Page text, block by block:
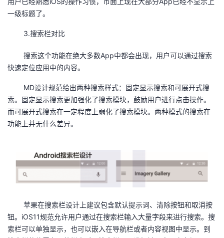
一级标题了。
3.搜索栏对比
搜索这个功能在绝大多数App中都会出现，用户可以通过搜索
快速定位应用中的内容。
MD设计规范给出两种搜索样式：固定显示搜索和可展开式搜
索。固定显示搜索更加强化了搜索模块，鼓励用户进行点击操作。
而可展开式搜索在一定程度上弱化了搜索模块。两种模式的搜索在
功能上并无什么差异。
苹果在搜索栏设计上建议包含默认提示词、清除按钮和取消按
钮。iOS11规范允许用户通过在搜索栏输入大量字段来进行搜索。搜
索栏可以单独显示，也可以嵌入在导航栏或者内容视图中显示。到